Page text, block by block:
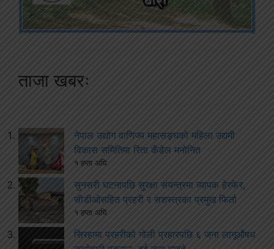
ताजा खबरः
नेपाल उद्योग वाणिज्य महासङ्घको महिला उद्यमी
विकास समितिमा रिता कँडेल मनोनित
१ हप्ता अघि
सुनसरी घटनापछि सुरक्षा संयन्त्रमा व्यापक हेरफेर,
सीडीओसहित प्रहरी र सशस्त्रका प्रमुख फिर्ता
१ हप्ता अघि
सिरहामा प्रहरीको गोली प्रहारपछि ६ जना लागूऔषध